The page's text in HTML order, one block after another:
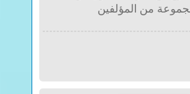
من المؤلفين